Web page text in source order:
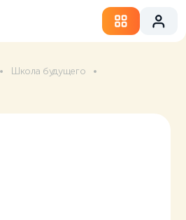
Школа будущего